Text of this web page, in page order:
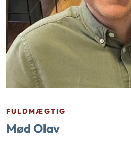
FULDMÆGTIG
Mød Olav